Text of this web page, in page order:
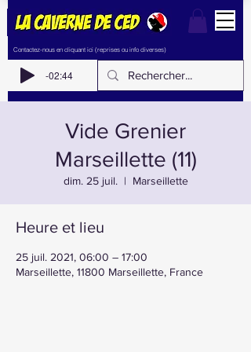
Contactez-nous en cliquant ici (reprises ou info diverses)
-02:44
Vide Grenier
Marseillette (11)
dim. 25 juil.
  |
Marseillette
Heure et lieu
25 juil. 2021, 06:00 – 17:00
Marseillette, 11800 Marseillette, France